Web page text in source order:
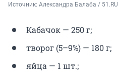
Источник: Александра Балаба / 51.RU
Кабачок — 250 г;
творог (5–9%) — 180 г;
яйца — 1 шт.;